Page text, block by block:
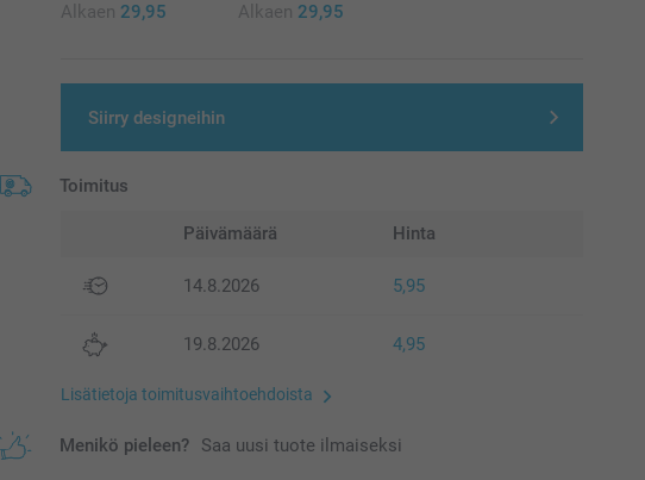
Alkaen 29,95 Alkaen 29,95
Siirry designeihin
Toimitus
Päivämäärä Hinta
14.8.2026 5,95
19.8.2026 4,95
Lisätietoja toimitusvaihtoehdoista
Menikö pieleen? Saa uusi tuote ilmaiseksi